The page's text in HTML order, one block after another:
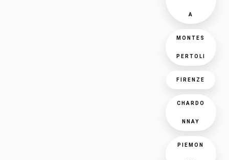
A
MONTES
PERTOLI
FIRENZE
CHARDO
NNAY
PIEMON